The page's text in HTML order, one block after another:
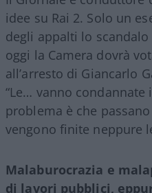
idee su Rai 2. Solo un
degli appalti lo
oggi la Camera dovrà
all’arresto di Giancarlo
“Le… vanno
problema è che
vengono finite neppure
Malaburocrazia e
di lavori pubblici,